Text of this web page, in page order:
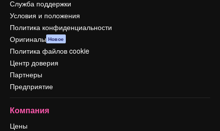
Служба поддержки
Условия и положения
Политика конфиденциальности
Оригиналы Новое
Политика файлов cookie
Центр доверия
Партнеры
Предприятие
Компания
Цены